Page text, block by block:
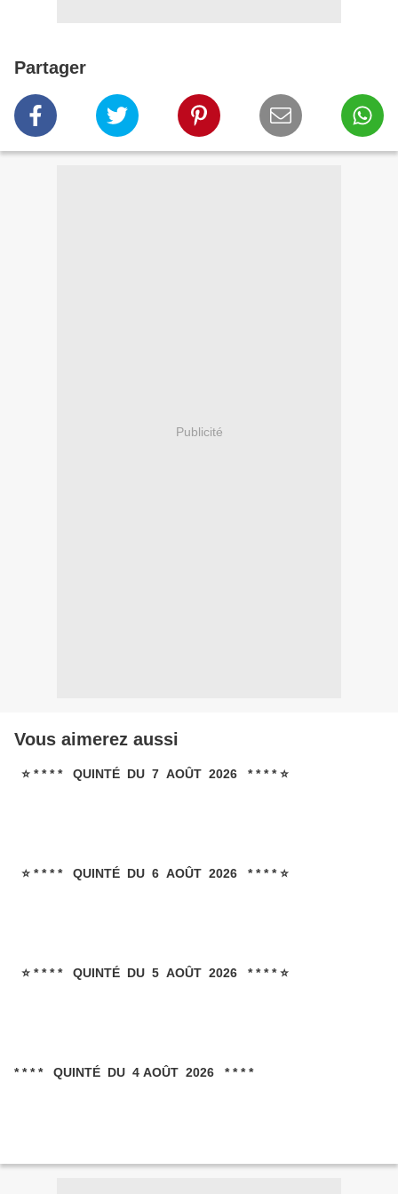
Partager
Publicité
Vous aimerez aussi
⭐ * * * * QUINTÉ DU 7 AOÛT 2026 * * * * ⭐
⭐ * * * * QUINTÉ DU 6 AOÛT 2026 * * * * ⭐
⭐ * * * * QUINTÉ DU 5 AOÛT 2026 * * * * ⭐
* * * * QUINTÉ DU 4 AOÛT 2026 * * * *